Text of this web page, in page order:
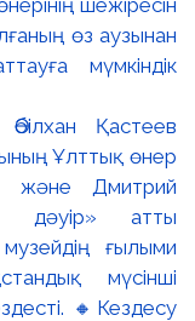
Қастеев
Ұлттық өнер
және Дмитрий
дәуір» атты
ғылыми
мүсінші
🔸Кездесу